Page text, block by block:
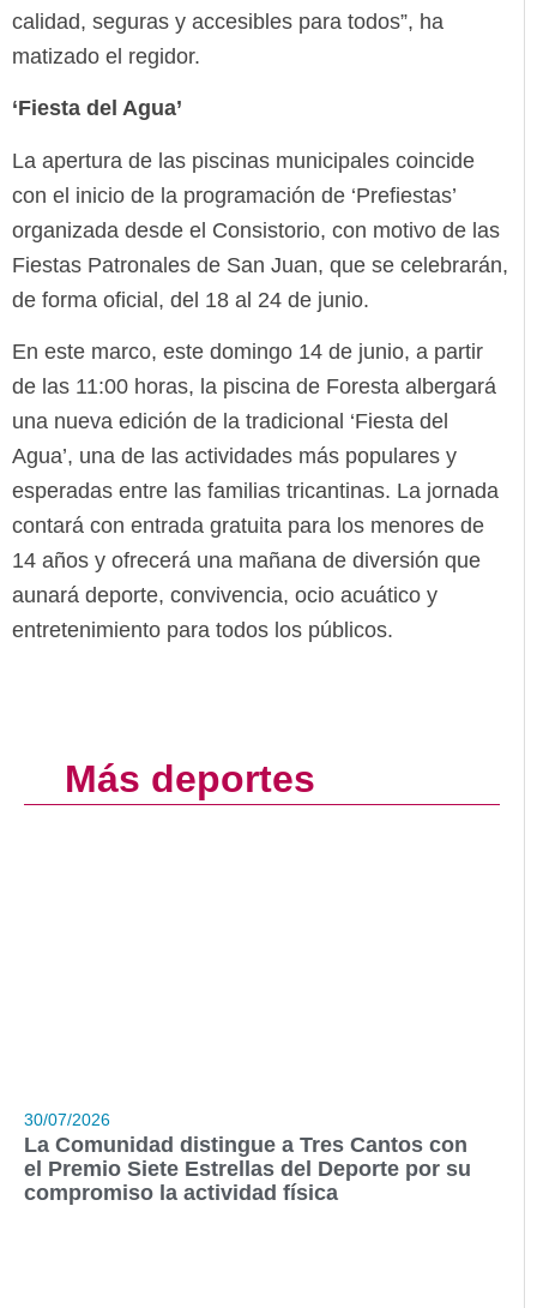
calidad, seguras y accesibles para todos”, ha
matizado el regidor.
‘Fiesta del Agua’
La apertura de las piscinas municipales coincide
con el inicio de la programación de ‘Prefiestas’
organizada desde el Consistorio, con motivo de las
Fiestas Patronales de San Juan, que se celebrarán,
de forma oficial, del 18 al 24 de junio.
En este marco, este domingo 14 de junio, a partir
de las 11:00 horas, la piscina de Foresta albergará
una nueva edición de la tradicional ‘Fiesta del
Agua’, una de las actividades más populares y
esperadas entre las familias tricantinas. La jornada
contará con entrada gratuita para los menores de
14 años y ofrecerá una mañana de diversión que
aunará deporte, convivencia, ocio acuático y
entretenimiento para todos los públicos.
Más deportes
30/07/2026
La Comunidad distingue a Tres Cantos con
el Premio Siete Estrellas del Deporte por su
compromiso la actividad física